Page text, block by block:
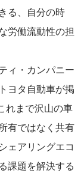
る、自分の時
労働流動性の担
ィ・カンパニー
ヨタ自動車が掲
れまで沢山の車
有ではなく共有
ェアリングエコ
課題を解決する